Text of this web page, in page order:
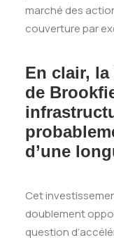
marché des
couverture par
En clair,
de
d’une
Cet
doublement
question